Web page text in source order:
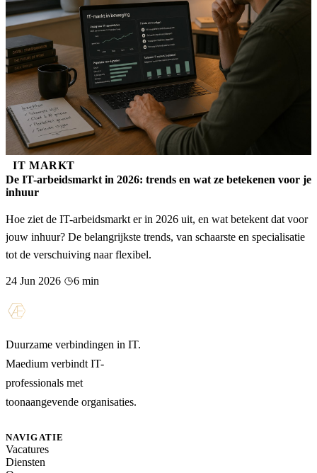
IT MARKT
De IT-arbeidsmarkt in 2026: trends en wat ze betekenen voor je
inhuur
Hoe ziet de IT-arbeidsmarkt er in 2026 uit, en wat betekent dat voor
jouw inhuur? De belangrijkste trends, van schaarste en specialisatie
tot de verschuiving naar flexibel.
24 Jun 2026 6 min
Duurzame verbindingen in IT.
Maedium verbindt IT-
professionals met
toonaangevende organisaties.
NAVIGATIE
Vacatures
Diensten